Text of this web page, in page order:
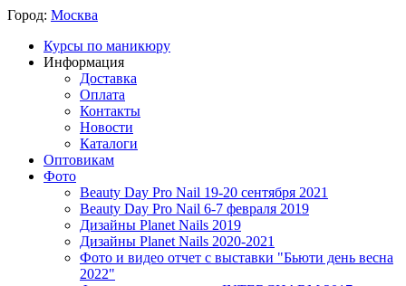
Город: Москва
Курсы по маникюру
Информация
Доставка
Оплата
Контакты
Новости
Каталоги
Оптовикам
Фото
Beauty Day Pro Nail 19-20 сентября 2021
Beauty Day Pro Nail 6-7 февраля 2019
Дизайны Planet Nails 2019
Дизайны Planet Nails 2020-2021
Фото и видео отчет с выставки "Бьюти день весна
2022"